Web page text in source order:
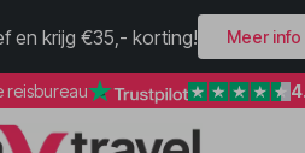
en krijg €35,- korting! Meer info
reisbureau